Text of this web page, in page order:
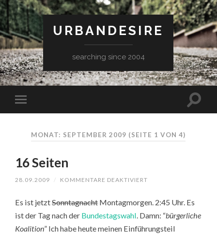
URBANDESIRE
searching since 2004
MONAT: SEPTEMBER 2009 (SEITE 1 VON 4)
16 Seiten
28.09.2009 / KOMMENTARE DEAKTIVIERT
Es ist jetztSonntagnachtMontagmorgen. 2:45 Uhr. Es
ist der Tag nach der Bundestagswahl. Damn: “bürgerliche
Koalition” Ich habe heute meinen Einführungsteil